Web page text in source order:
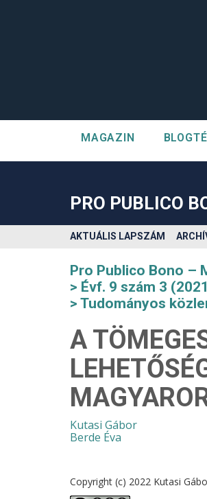
MAGAZIN
PRO PUBLICO
AKTUÁLIS LAPSZÁM
Pro Publico Bono –
Évf. 9 szám 3
Tudományos
A
Kutasi Gábor
Berde Éva
Copyright (c) 2022 Kutasi